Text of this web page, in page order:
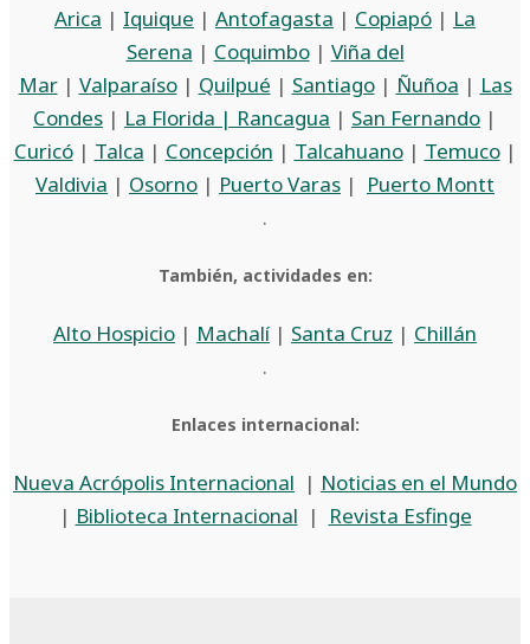
Arica | Iquique | Antofagasta | Copiapó | La
Serena | Coquimbo| Viña del
Mar| Valparaíso| Quilpué | Santiago| Ñuñoa | Las
Condes | La Florida | Rancagua | San Fernando |
Curicó| Talca | Concepción | Talcahuano| Temuco|
Valdivia | Osorno | Puerto Varas |
Puerto Montt
.
También, actividades en:
Alto Hospicio | Machalí | Santa Cruz | Chillán
.
Enlaces internacional:
Nueva Acrópolis Internacional | Noticias en el Mundo
| Biblioteca Internacional | Revista Esfinge